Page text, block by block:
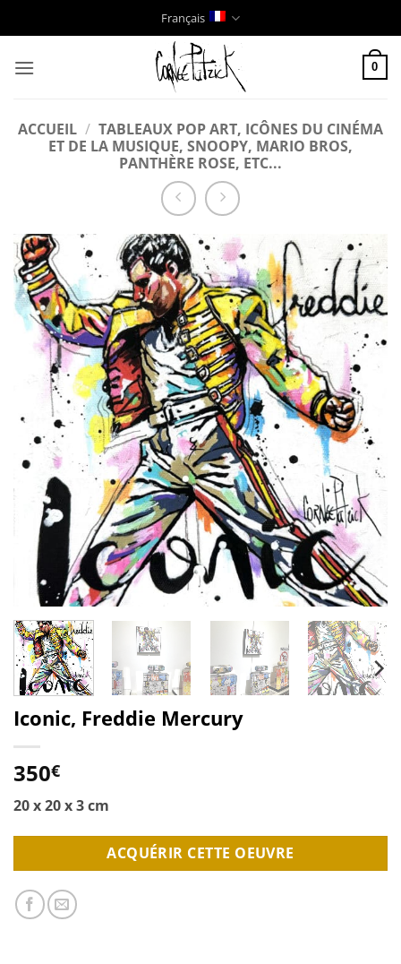
au
Français
0
ACCUEIL / TABLEAUX POP ART, ICÔNES DU CINÉMA
ET DE LA MUSIQUE, SNOOPY, MARIO BROS,
PANTHÈRE ROSE, ETC...
Iconic, Freddie Mercury
350€
20 x 20 x 3 cm
ACQUÉRIR CETTE OEUVRE